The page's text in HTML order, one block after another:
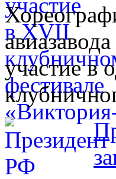
участие в